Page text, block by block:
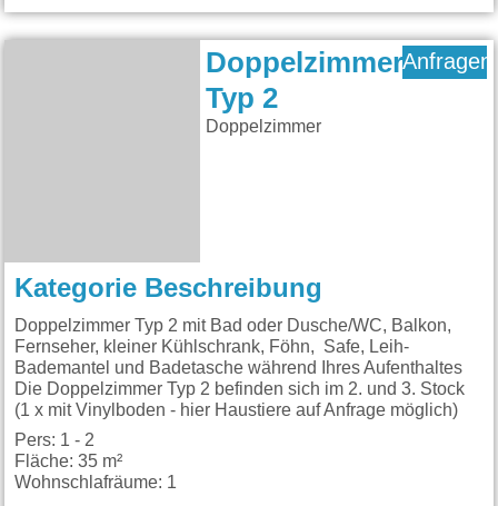
Doppelzimmer
Typ 2
Doppelzimmer
Anfragen
Kategorie Beschreibung
Doppelzimmer Typ 2 mit Bad oder Dusche/WC, Balkon,
Fernseher, kleiner Kühlschrank, Föhn, Safe, Leih-
Bademantel und Badetasche während Ihres Aufenthaltes
Die Doppelzimmer Typ 2 befinden sich im 2. und 3. Stock
(1 x mit Vinylboden - hier Haustiere auf Anfrage möglich)
Pers: 1 - 2
Fläche: 35 m²
Wohnschlafräume: 1